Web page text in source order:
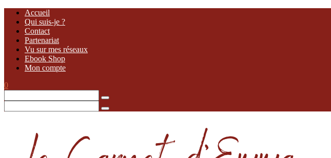
Accueil
Qui suis-je ?
Contact
Partenariat
Vu sur mes réseaux
Ebook Shop
Mon compte
0